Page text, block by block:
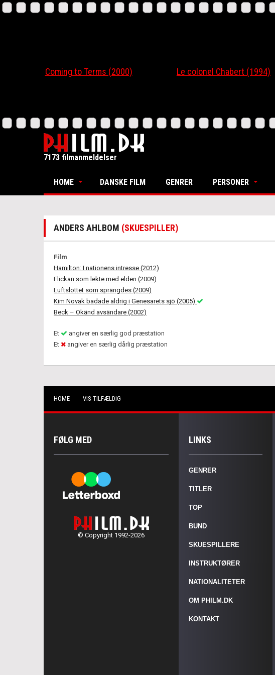
Coming to Terms (2000) Le colonel Chabert (1994)
7173 filmanmeldelser
HOME DANSKE FILM GENRER PERSONER
ANDERS AHLBOM (SKUESPILLER)
Film
Hamilton: I nationens intresse (2012)
Flickan som lekte med elden (2009)
Luftslottet som sprängdes (2009)
Kim Novak badade aldrig i Genesarets sjö (2005)
Beck – Okänd avsändare (2002)
Et
angiver en særlig god præstation
Et
angiver en særlig dårlig præstation
HOME VIS TILFÆLDIG
FØLG MED
© Copyright 1992-2026
LINKS
GENRER
TITLER
TOP
BUND
SKUESPILLERE
INSTRUKTØRER
NATIONALITETER
OM PHILM.DK
KONTAKT